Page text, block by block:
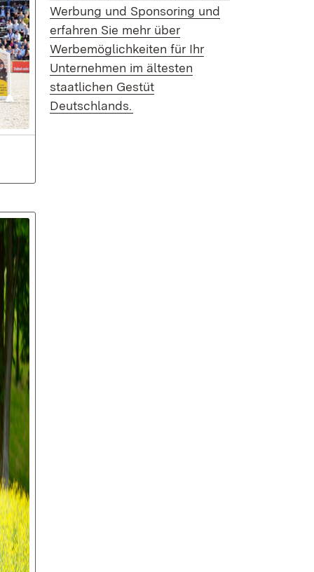
Werbung und Sponsoring und
erfahren Sie mehr über
Werbemöglichkeiten für Ihr
Unternehmen im ältesten
staatlichen Gestüt
Deutschlands.